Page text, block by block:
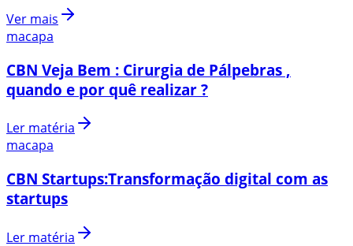
Ver mais
macapa
CBN Veja Bem : Cirurgia de Pálpebras ,
quando e por quê realizar ?
Ler matéria
macapa
CBN Startups:Transformação digital com as
startups
Ler matéria